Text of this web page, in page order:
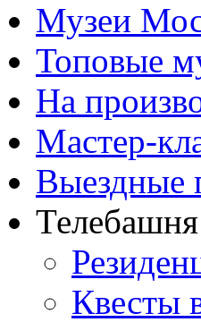
Музеи
Топовые
На
Мастер-
Выездные
Квесты